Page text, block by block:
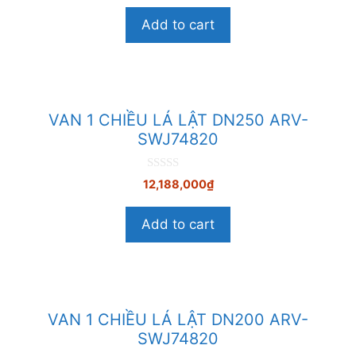
à
5
Add to cart
VAN 1 CHIỀU LÁ LẬT DN250 ARV-
SWJ74820
0
n
à
5
12,188,000₫
Add to cart
VAN 1 CHIỀU LÁ LẬT DN200 ARV-
SWJ74820